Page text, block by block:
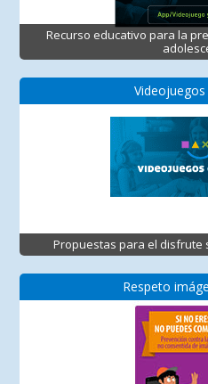
Recurso educativo para la
Propuestas para el disfrute
Respeto